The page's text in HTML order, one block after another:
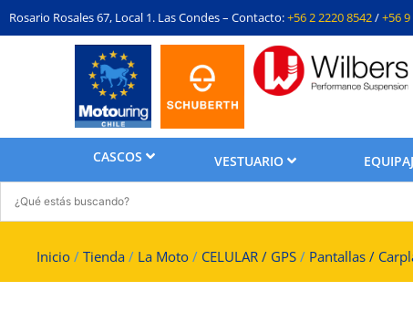
Rosario Rosales 67, Local 1. Las Condes – Contacto:+56 2 2220 8542/+56
CASCOS VESTUARIO
Inicio / Tienda / La Moto / CELULAR / GPS / Pantallas /